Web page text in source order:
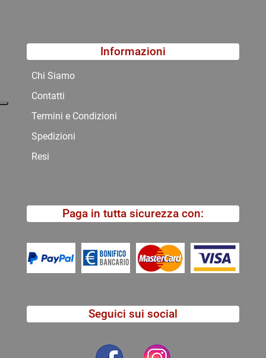
Informazioni
Chi Siamo
Contatti
Termini e Condizioni
Spedizioni
Resi
Paga in tutta sicurezza con:
Seguici sui social